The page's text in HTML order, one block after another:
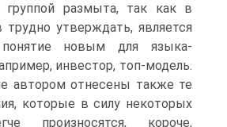
группой размыта, так как в
трудно утверждать, является
новым для языка-
инвестор, топ-модель.
автором отнесены также те
которые в силу некоторых
произносятся, короче,